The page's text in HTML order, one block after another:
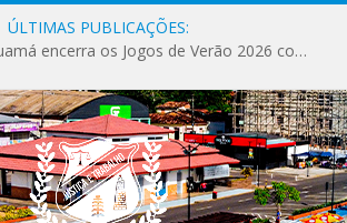
ÚLTIMAS PUBLICAÇÕES:
São Miguel do Guamá encerra os Jogos de Verão 2026 com sucesso de público e competições.